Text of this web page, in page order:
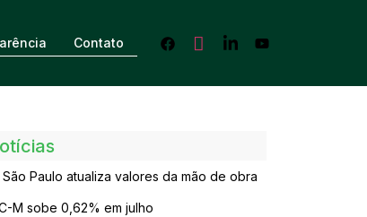
Contato
São Paulo atualiza valores da mão de obra
M sobe 0,62% em julho